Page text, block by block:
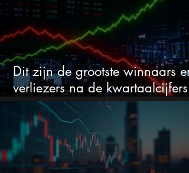
Dit zijn de grootste winnaars en
verliezers na de kwartaalcijfers
(2 springen eruit)